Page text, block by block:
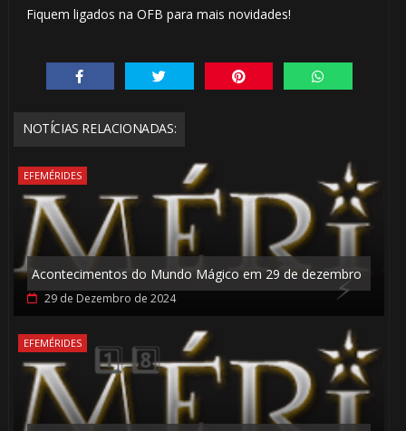
Fiquem ligados na OFB para mais novidades!
NOTÍCIAS RELACIONADAS:
EFEMÉRIDES
Acontecimentos do Mundo Mágico em 29 de dezembro
29 de Dezembro de 2024
EFEMÉRIDES
🎈
1️⃣ 8️⃣